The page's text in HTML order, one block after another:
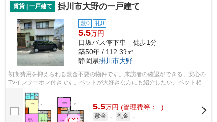
賃貸 | 一戸建て 掛川市大野の一戸建て
敷0 礼0
5.5万円
日坂バス停下車 徒歩1分
築50年 / 112.39㎡
静岡県掛川市大野
初期費用を抑えられる敷金不要の物件です。来訪者の確認ができる、安心の
TVインターホン付きです。ペットが大好きな方にも紹介したい、ペット相談
可の物件です。こちらは一戸建て物件...
5.5万円 (管理費等：- )
敷金 - 礼金 -